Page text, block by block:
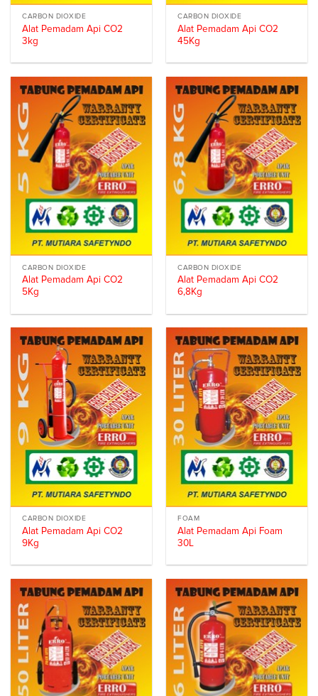
CARBON DIOXIDE
Alat Pemadam Api CO2
3kg
CARBON DIOXIDE
Alat Pemadam Api CO2
45Kg
CARBON DIOXIDE
Alat Pemadam Api CO2
5Kg
CARBON DIOXIDE
Alat Pemadam Api CO2
6,8Kg
CARBON DIOXIDE
Alat Pemadam Api CO2
9Kg
FOAM
Alat Pemadam Api Foam
30L